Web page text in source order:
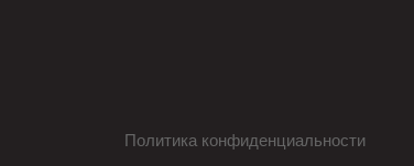
Политика конфиденциальности